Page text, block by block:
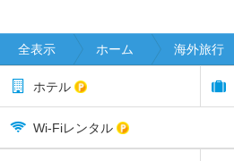
全表示 ホーム 海外旅行
ホテル
Wi-Fiレンタル